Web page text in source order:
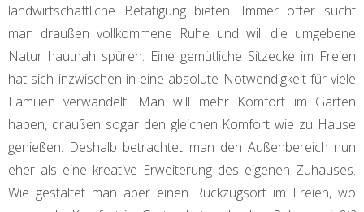
landwirtschaftliche Betätigung bieten. Immer öfter sucht
man draußen vollkommene Ruhe und will die umgebene
Natur hautnah spüren. Eine gemütliche Sitzecke im Freien
hat sich inzwischen in eine absolute Notwendigkeit für viele
Familien verwandelt. Man will mehr Komfort im Garten
haben, draußen sogar den gleichen Komfort wie zu Hause
genießen. Deshalb betrachtet man den Außenbereich nun
eher als eine kreative Erweiterung des eigenen Zuhauses.
Wie gestaltet man aber einen Rückzugsort im Freien, wo